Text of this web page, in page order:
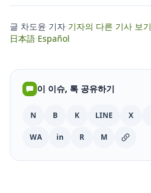
글 차도윤 기자·기자의 다른 기사 보기
日本語·Español
이 이슈, 톡 공유하기
N B K LINE X
WA in R M